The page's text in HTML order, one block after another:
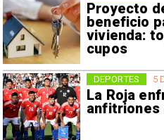
Proyecto
beneficio
vivienda:
cupos
5
La Roja
anfitriones
DEPORTES